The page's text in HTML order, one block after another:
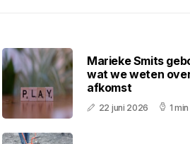
Marieke Smits
wat we weten
afkomst
22 juni 2026 1